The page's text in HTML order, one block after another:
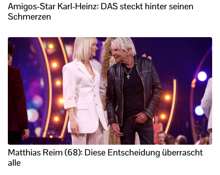
Amigos-Star Karl-Heinz: DAS steckt hinter seinen
Schmerzen
Matthias Reim (68): Diese Entscheidung überrascht
alle